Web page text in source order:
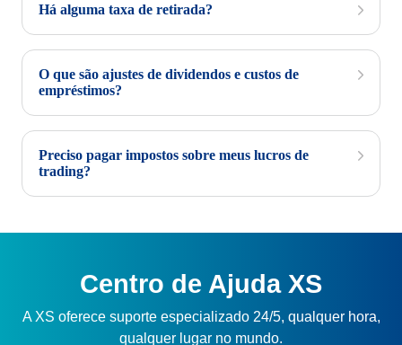
Há alguma taxa de retirada?
O que são ajustes de dividendos e custos de
empréstimos?
Preciso pagar impostos sobre meus lucros de
trading?
Centro de Ajuda XS
A XS oferece suporte especializado 24/5, qualquer hora,
qualquer lugar no mundo.